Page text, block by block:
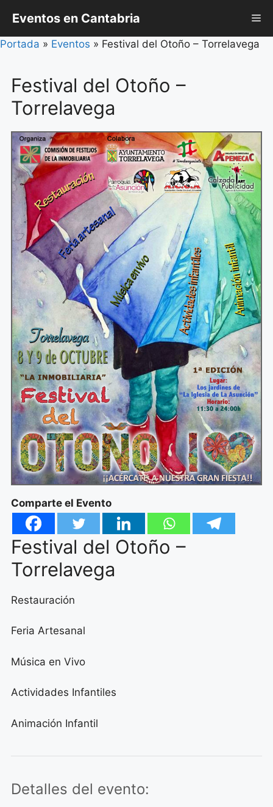
contenido
Eventos en Cantabria
Portada » Eventos » Festival del Otoño – Torrelavega
Festival del Otoño –
Torrelavega
Comparte el Evento
Festival del Otoño –
Torrelavega
Restauración
Feria Artesanal
Música en Vivo
Actividades Infantiles
Animación Infantil
Detalles del evento: